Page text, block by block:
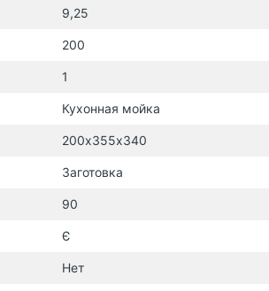
9,25
200
1
Кухонная мойка
200х355х340
Заготовка
90
Є
Нет